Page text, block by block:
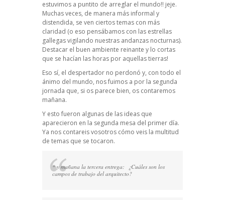
estuvimos a puntito de arreglar el mundo!! jeje.
Muchas veces, de manera más informal y
distendida, se ven ciertos temas con más
claridad (o eso pensábamos con las estrellas
gallegas vigilando nuestras andanzas nocturnas).
Destacar el buen ambiente reinante y lo cortas
que se hacían las horas por aquellas tierras!
Eso sí, el despertador no perdonó y, con todo el
ánimo del mundo, nos fuimos a por la segunda
jornada que, si os parece bien, os contaremos
mañana.
Y esto fueron algunas de las ideas que
aparecieron en la segunda mesa del primer día.
Ya nos contareis vosotros cómo veis la multitud
de temas que se tocaron.
* y mañana la tercera entrega: ¿Cuáles son los
campos de trabajo del arquitecto?